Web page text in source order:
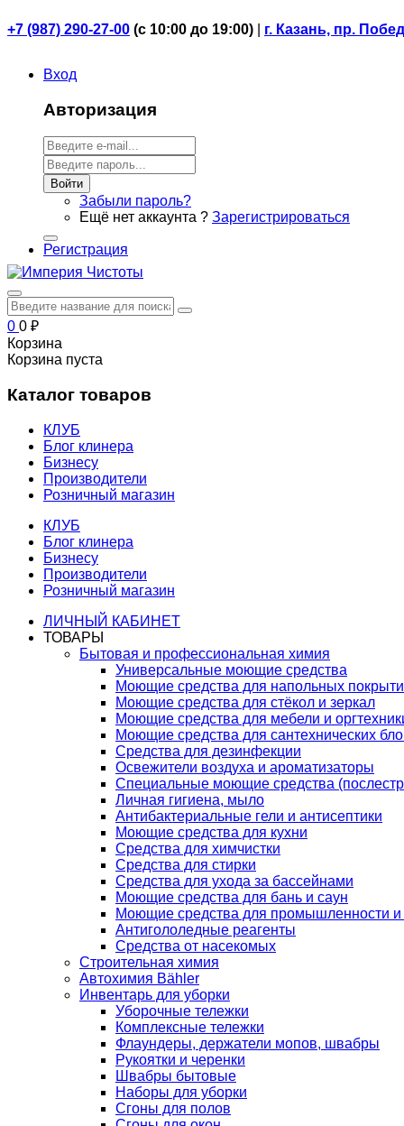
+7 (987) 290-27-00 (с 10:00 до 19:00) г. Казань, пр.
Вход
Авторизация
Войти
Забыли пароль?
Ещё нет аккаунта ? Зарегистрироваться
Регистрация
0 0 ₽
Корзина
Корзина пуста
Каталог товаров
КЛУБ
Блог клинера
Бизнесу
Производители
Розничный магазин
КЛУБ
Блог клинера
Бизнесу
Производители
Розничный магазин
ЛИЧНЫЙ КАБИНЕТ
ТОВАРЫ
Бытовая и профессиональная химия
Универсальные моющие средства
Моющие средства для напольных
Моющие средства для стёкол и зеркал
Моющие средства для мебели и
Моющие средства для сантехнических
Средства для дезинфекции
Освежители воздуха и ароматизаторы
Специальные моющие средства
Личная гигиена, мыло
Антибактериальные гели и антисептики
Моющие средства для кухни
Средства для химчистки
Средства для стирки
Средства для ухода за бассейнами
Моющие средства для бань и саун
Моющие средства для промышленности и
Антигололедные реагенты
Средства от насекомых
Строительная химия
Автохимия Bähler
Инвентарь для уборки
Уборочные тележки
Комплексные тележки
Флаундеры, держатели мопов, швабры
Рукоятки и черенки
Швабры бытовые
Наборы для уборки
Сгоны для полов